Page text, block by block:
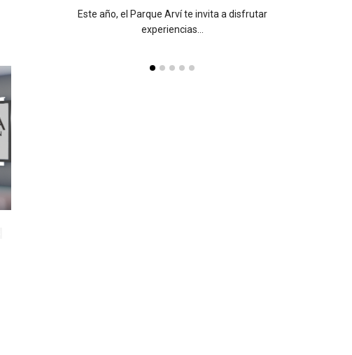
Este año, el Parque Arví te invita a disfrutar
experiencias…